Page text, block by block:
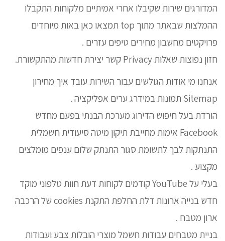
המדורגים שירות שקיבלו אחרי אמיתיים מלקוחות התקבלו
ההמלצות שבאתר מתוך top תמצאו כאן באות מיוחדים
פרויקטים מחשבון מחירים טיפים עזרים .
חזון נפוצות שאלות Privacy קשר יצירת חדשות מהתקשורת.
אנחנו מי אודות הגולשים עבור השירות עובד איך מחירון
Sitemap תמונות במידרג ערים אפליקציה .
הורדת בעל חיפוש הדירוג מערכת הבנתי בפעם מחדש
Facebook אימות מחייבת תיקון מיטה סיעודית חשמלית
התנתקות לבך לתשומת סגור התנתק שלום ענפים מומלצים
מקצוע .
בעלי על YouTube קודמים לקוחות דעת חוות טלפוני מוקד
חדש בנייה ארונות דלת החלפת התקנת cookies של הרכבה
ארון מטבח .
בניית מטבחים עבודות חשמל מוצרי הובלות צבע ועבודות